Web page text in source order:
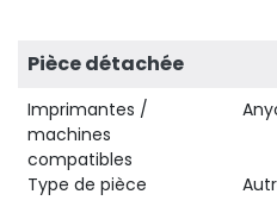
Pièce détachée
Imprimantes /
machines
compatibles
Type de pièce